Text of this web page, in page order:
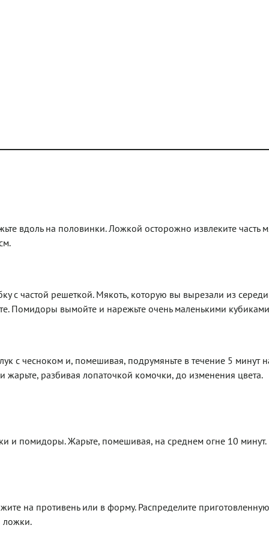
вдоль на половинки. Ложкой осторожно извлеките часть
с частой решеткой. Мякоть, которую вы вырезали из
Помидоры вымойте и нарежьте очень маленькими
с чесноком и, помешивая, подрумяньте в течение 5 минут
жарьте, разбивая лопаточкой комочки, до изменения цвета.
и помидоры. Жарьте, помешивая, на среднем огне 10 минут.
на противень или в форму. Распределите
ложки.